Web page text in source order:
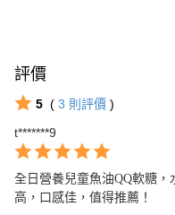
評價
5 ( 3 則評價 )
t*******9
全日營養兒童魚油QQ軟糖
高，口感佳，值得推薦！